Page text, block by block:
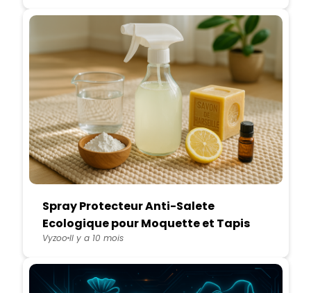
Spray Protecteur Anti-Salete
Ecologique pour Moquette et Tapis
VyzooIl y a 10 mois